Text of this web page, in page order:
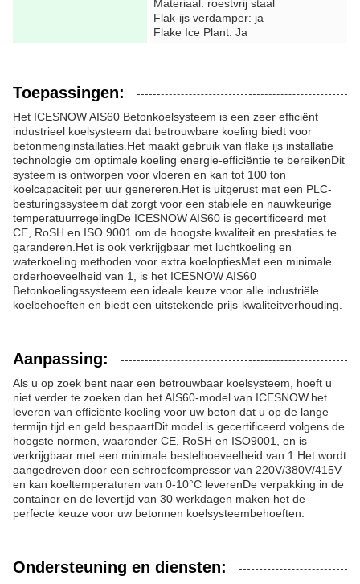
Materiaal: roestvrij staal
Flak-ijs verdamper: ja
Flake Ice Plant: Ja
Toepassingen:
Het ICESNOW AIS60 Betonkoelsysteem is een zeer efficiënt
industrieel koelsysteem dat betrouwbare koeling biedt voor
betonmenginstallaties.Het maakt gebruik van flake ijs installatie
technologie om optimale koeling energie-efficiëntie te bereikenDit
systeem is ontworpen voor vloeren en kan tot 100 ton
koelcapaciteit per uur genereren.Het is uitgerust met een PLC-
besturingssysteem dat zorgt voor een stabiele en nauwkeurige
temperatuurregelingDe ICESNOW AIS60 is gecertificeerd met
CE, RoSH en ISO 9001 om de hoogste kwaliteit en prestaties te
garanderen.Het is ook verkrijgbaar met luchtkoeling en
waterkoeling methoden voor extra koeloptiesMet een minimale
orderhoeveelheid van 1, is het ICESNOW AIS60
Betonkoelingssysteem een ideale keuze voor alle industriële
koelbehoeften en biedt een uitstekende prijs-kwaliteitverhouding.
Aanpassing:
Als u op zoek bent naar een betrouwbaar koelsysteem, hoeft u
niet verder te zoeken dan het AIS60-model van ICESNOW.het
leveren van efficiënte koeling voor uw beton dat u op de lange
termijn tijd en geld bespaartDit model is gecertificeerd volgens de
hoogste normen, waaronder CE, RoSH en ISO9001, en is
verkrijgbaar met een minimale bestelhoeveelheid van 1.Het wordt
aangedreven door een schroefcompressor van 220V/380V/415V
en kan koeltemperaturen van 0-10°C leverenDe verpakking in de
container en de levertijd van 30 werkdagen maken het de
perfecte keuze voor uw betonnen koelsysteembehoeften.
Ondersteuning en diensten: